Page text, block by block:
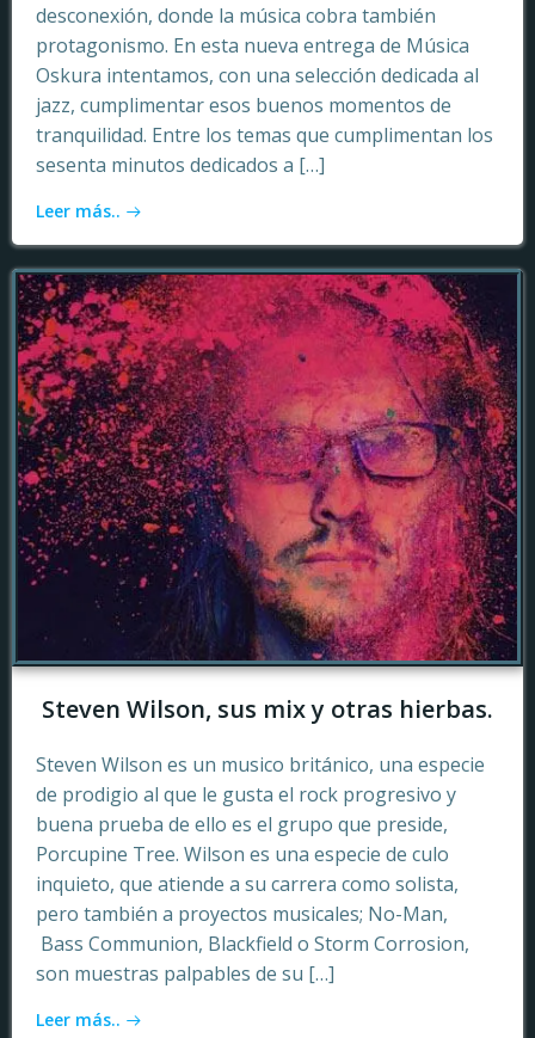
desconexión, donde la música cobra también
protagonismo. En esta nueva entrega de Música
Oskura intentamos, con una selección dedicada al
jazz, cumplimentar esos buenos momentos de
tranquilidad. Entre los temas que cumplimentan los
sesenta minutos dedicados a […]
Leer más..
Steven Wilson, sus mix y otras hierbas.
Steven Wilson es un musico británico, una especie
de prodigio al que le gusta el rock progresivo y
buena prueba de ello es el grupo que preside,
Porcupine Tree. Wilson es una especie de culo
inquieto, que atiende a su carrera como solista,
pero también a proyectos musicales; No-Man,
Bass Communion, Blackfield o Storm Corrosion,
son muestras palpables de su […]
Leer más..